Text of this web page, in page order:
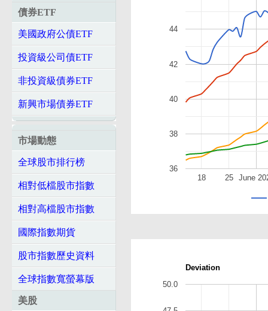
債券ETF
美國政府公債ETF
投資級公司債ETF
非投資級債券ETF
新興市場債券ETF
市場動態
全球股市排行榜
相對低檔股市指數
相對高檔股市指數
國際指數期貨
股市指數歷史資料
全球指數寬螢幕版
美股
June
18 25
36
38
40
42
44
Deviation
50.0